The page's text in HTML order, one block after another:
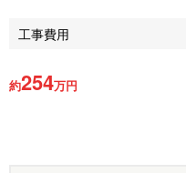
工事費用
約254万円